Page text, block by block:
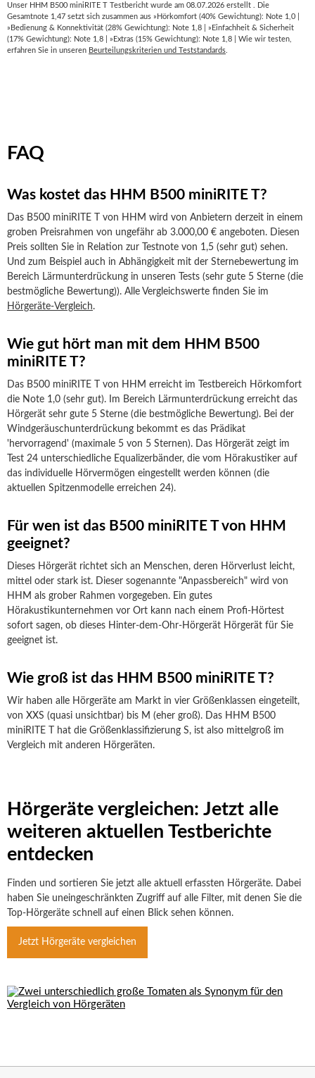
Unser HHM B500 miniRITE T Testbericht wurde am 08.07.2026 erstellt . Die
Gesamtnote 1,47 setzt sich zusammen aus »Hörkomfort (40% Gewichtung): Note 1,0 |
»Bedienung & Konnektivität (28% Gewichtung): Note 1,8 | »Einfachheit & Sicherheit
(17% Gewichtung): Note 1,8 | »Extras (15% Gewichtung): Note 1,8 | Wie wir testen,
erfahren Sie in unseren Beurteilungskriterien und Teststandards
FAQ
Was kostet das HHM B500 miniRITE T?
Das B500 miniRITE T von HHM wird von Anbietern derzeit in einem
groben Preisrahmen von ungefähr ab 3.000,00 € angeboten. Diesen
Preis sollten Sie in Relation zur Testnote von 1,5 (sehr gut) sehen.
Und zum Beispiel auch in Abhängigkeit mit der Sternebewertung im
Bereich Lärmunterdrückung in unseren Tests (sehr gute 5 Sterne (die
bestmögliche Bewertung)). Alle Vergleichswerte finden Sie im
Hörgeräte-Vergleich.
Wie gut hört man mit dem HHM B500
miniRITE T?
Das B500 miniRITE T von HHM erreicht im Testbereich Hörkomfort
die Note 1,0 (sehr gut). Im Bereich Lärmunterdrückung erreicht das
Hörgerät sehr gute 5 Sterne (die bestmögliche Bewertung). Bei der
Windgeräuschunterdrückung bekommt es das Prädikat
'hervorragend' (maximale 5 von 5 Sternen). Das Hörgerät zeigt im
Test 24 unterschiedliche Equalizerbänder, die vom Hörakustiker auf
das individuelle Hörvermögen eingestellt werden können (die
aktuellen Spitzenmodelle erreichen 24).
Für wen ist das B500 miniRITE T von HHM
geeignet?
Dieses Hörgerät richtet sich an Menschen, deren Hörverlust leicht,
mittel oder stark ist. Dieser sogenannte "Anpassbereich" wird von
HHM als grober Rahmen vorgegeben. Ein gutes
Hörakustikunternehmen vor Ort kann nach einem Profi-Hörtest
sofort sagen, ob dieses Hinter-dem-Ohr-Hörgerät Hörgerät für Sie
geeignet ist.
Wie groß ist das HHM B500 miniRITE T?
Wir haben alle Hörgeräte am Markt in vier Größenklassen eingeteilt,
von XXS (quasi unsichtbar) bis M (eher groß). Das HHM B500
miniRITE T hat die Größenklassifizierung S, ist also mittelgroß im
Vergleich mit anderen Hörgeräten.
Hörgeräte vergleichen: Jetzt alle
weiteren aktuellen Testberichte
entdecken
Finden und sortieren Sie jetzt alle aktuell erfassten Hörgeräte. Dabei
haben Sie uneingeschränkten Zugriff auf alle Filter, mit denen Sie die
Top-Hörgeräte schnell auf einen Blick sehen können.
Jetzt Hörgeräte vergleichen